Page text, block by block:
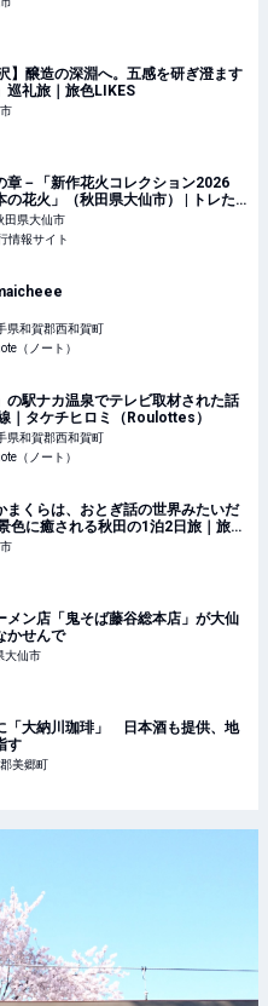
】醸造の深淵へ。五感を研ぎ澄ます
巡礼旅｜旅色LIKES
章－「新作花火コレクション2026
の花火」（秋田県大仙市） | トレた
報サイト
田県大仙市
情報サイト
県和賀郡西和賀町
（ノート）
の駅ナカ温泉でテレビ取材された話
｜タケチヒロミ（Roulottes）
県和賀郡西和賀町
（ノート）
まくらは、おとぎ話の世界みたいだ
色に癒される秋田の1泊2日旅｜旅色
メン店「鬼そば藤谷総本店」が大仙
かせんで
大仙市
「大納川珈琲」 日本酒も提供、地
す
美郷町